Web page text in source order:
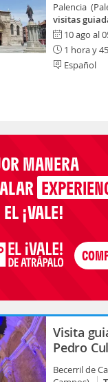
Palencia
visitas
10 ago al
1 hora y
Español
MANERA
¡VALE!
Visita
Pedro
Becerril de